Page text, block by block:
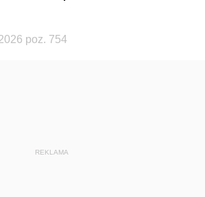
poz. 754
REKLAMA